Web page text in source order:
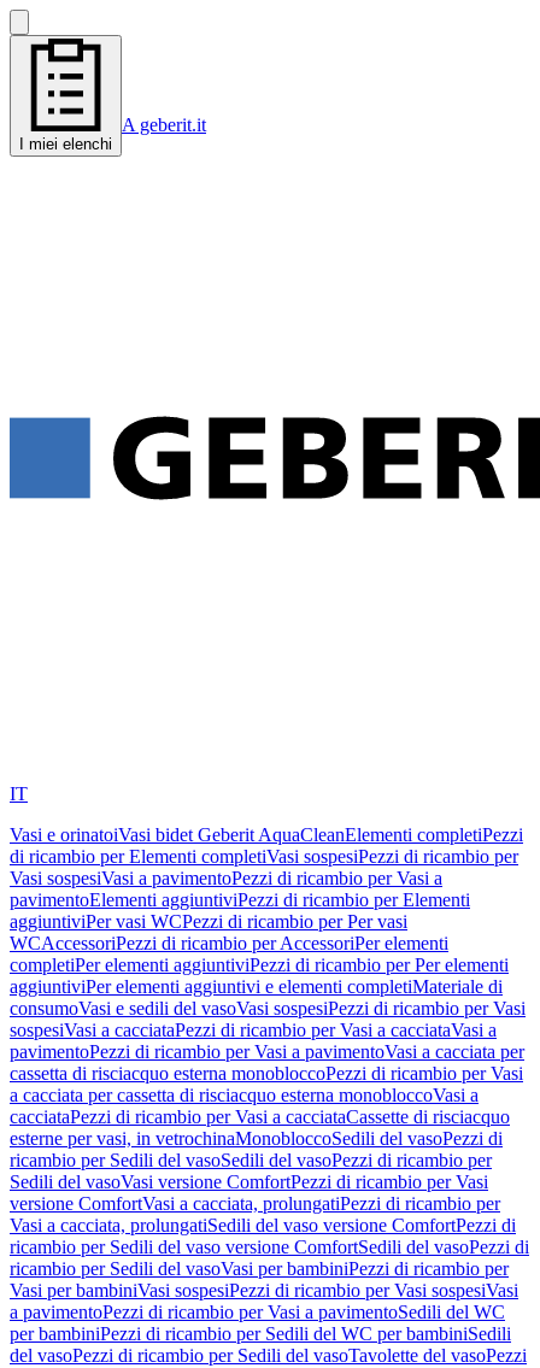
I miei elenchi
A geberit.it
IT
Vasi e orinatoiVasi bidet Geberit AquaCleanElementi completiPezzi
di ricambio per Elementi completiVasi sospesiPezzi di ricambio per
Vasi sospesiVasi a pavimentoPezzi di ricambio per Vasi a
pavimentoElementi aggiuntiviPezzi di ricambio per Elementi
aggiuntiviPer vasi WCPezzi di ricambio per Per vasi
WCAccessoriPezzi di ricambio per AccessoriPer elementi
completiPer elementi aggiuntiviPezzi di ricambio per Per elementi
aggiuntiviPer elementi aggiuntivi e elementi completiMateriale di
consumoVasi e sedili del vasoVasi sospesiPezzi di ricambio per Vasi
sospesiVasi a cacciataPezzi di ricambio per Vasi a cacciataVasi a
pavimentoPezzi di ricambio per Vasi a pavimentoVasi a cacciata per
cassetta di risciacquo esterna monobloccoPezzi di ricambio per Vasi
a cacciata per cassetta di risciacquo esterna monobloccoVasi a
cacciataPezzi di ricambio per Vasi a cacciataCassette di risciacquo
esterne per vasi, in vetrochinaMonobloccoSedili del vasoPezzi di
ricambio per Sedili del vasoSedili del vasoPezzi di ricambio per
Sedili del vasoVasi versione ComfortPezzi di ricambio per Vasi
versione ComfortVasi a cacciata, prolungatiPezzi di ricambio per
Vasi a cacciata, prolungatiSedili del vaso versione ComfortPezzi di
ricambio per Sedili del vaso versione ComfortSedili del vasoPezzi di
ricambio per Sedili del vasoVasi per bambiniPezzi di ricambio per
Vasi per bambiniVasi sospesiPezzi di ricambio per Vasi sospesiVasi
a pavimentoPezzi di ricambio per Vasi a pavimentoSedili del WC
per bambiniPezzi di ricambio per Sedili del WC per bambiniSedili
del vasoPezzi di ricambio per Sedili del vasoTavolette del vasoPezzi